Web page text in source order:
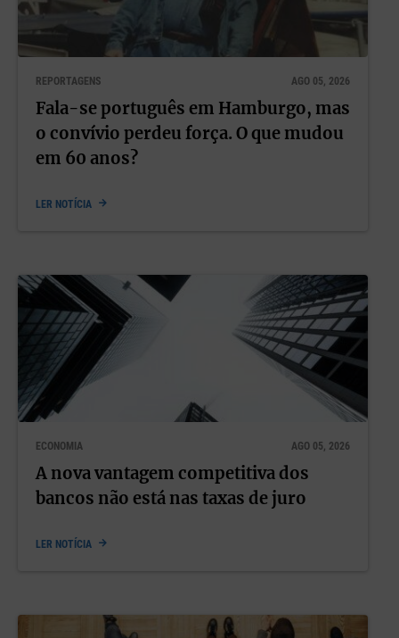
REPORTAGENS AGO 05, 2026
Fala-se português em Hamburgo, mas
o convívio perdeu força. O que mudou
em 60 anos?
LER NOTÍCIA
ECONOMIA AGO 05, 2026
A nova vantagem competitiva dos
bancos não está nas taxas de juro
LER NOTÍCIA